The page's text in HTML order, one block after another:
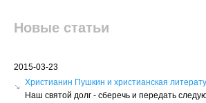
Новые статьи
2015-03-23
Христианин Пушкин и христианская
Наш святой долг - сберечь и передать